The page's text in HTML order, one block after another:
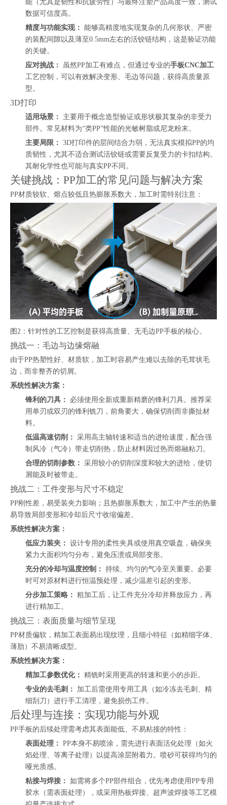
能（尤其是韧性和抗疲劳性）与最终注塑产品高度一致，测试
数据可信度高。
精度与功能实现： 能够高精度地实现复杂的几何形状、严密
的装配间隙以及薄至0.5mm左右的活铰链结构，这是验证功能
的关键。
应对挑战： 虽然PP加工有难点，但通过专业的手板CNC加工
工艺控制，可以有效解决变形、毛边等问题，获得高质量原
型。
3D打印
适用场景：
主要用于概念造型验证或形状极其复杂的非受力
部件。常见材料为“类PP”性能的光敏树脂或尼龙粉末。
主要局限： 3D打印件的层间结合力弱，无法真实模拟PP的均
质韧性，尤其不适合测试活铰链或需要反复受力的卡扣结构。
其耐化学性也可能与真实PP不同。
关键挑战：PP加工的常见问题与解决方案
PP材质较软、熔点较低且热膨胀系数大，加工时需特别注意：
图2：针对性的工艺控制是获得高质量、无毛边PP手板的核心。
挑战一：毛边与边缘熔融
由于PP热塑性好、材质软，加工时容易产生难以去除的毛茸状毛
边，而非整齐的切屑。
系统性解决方案：
锋利的刀具：
必须使用全新或重新精磨的锋利刀具。推荐采
用单刃或双刃的锋利铣刀，前角要大，确保切削而非撕扯材
料。
低温高速切削： 采用高主轴转速和适当的进给速度，配合强
制风冷（气冷）带走切削热，防止材料因过热而熔融粘刀。
合理的切削参数： 采用较小的切削深度和较大的进给，使切
屑能及时被带走。
挑战二：工件变形与尺寸不稳定
PP刚性差，易受装夹力影响；且热膨胀系数大，加工中产生的热量
易导致局部变形和冷却后尺寸收缩偏差。
系统性解决方案：
低应力装夹： 设计专用的柔性夹具或使用真空吸盘，确保夹
紧力大面积均匀分布，避免压溃或局部变形。
充分的冷却与温度控制： 持续、均匀的气冷至关重要。必要
时可对原材料进行恒温预处理，减少温差引起的变形。
分步加工策略： 粗加工后，让工件充分冷却并释放应力，再
进行精加工。
挑战三：表面质量与细节呈现
PP材质偏软，精加工表面易出现纹理，且细小特征（如精细字体、
薄肋）不易清晰成型。
系统性解决方案：
精加工参数优化： 精铣时采用更高的转速和更小的步距。
专业的去毛刺：
加工后需使用专用工具（如冷冻去毛刺、精
细刮刀）进行手工清理，避免损伤工件。
后处理与连接：实现功能与外观
PP手板的后续处理需考虑其表面能低、不易粘接的特性：
表面处理： PP本身不易喷涂，需先进行表面活化处理（如火
焰处理、等离子处理）以提高涂层附着力。喷砂可获得均匀的
哑光质感。
粘接与焊接： 如需将多个PP部件组合，优先考虑使用PP专用
胶水（需表面处理），或采用热板焊接、超声波焊接等工艺模